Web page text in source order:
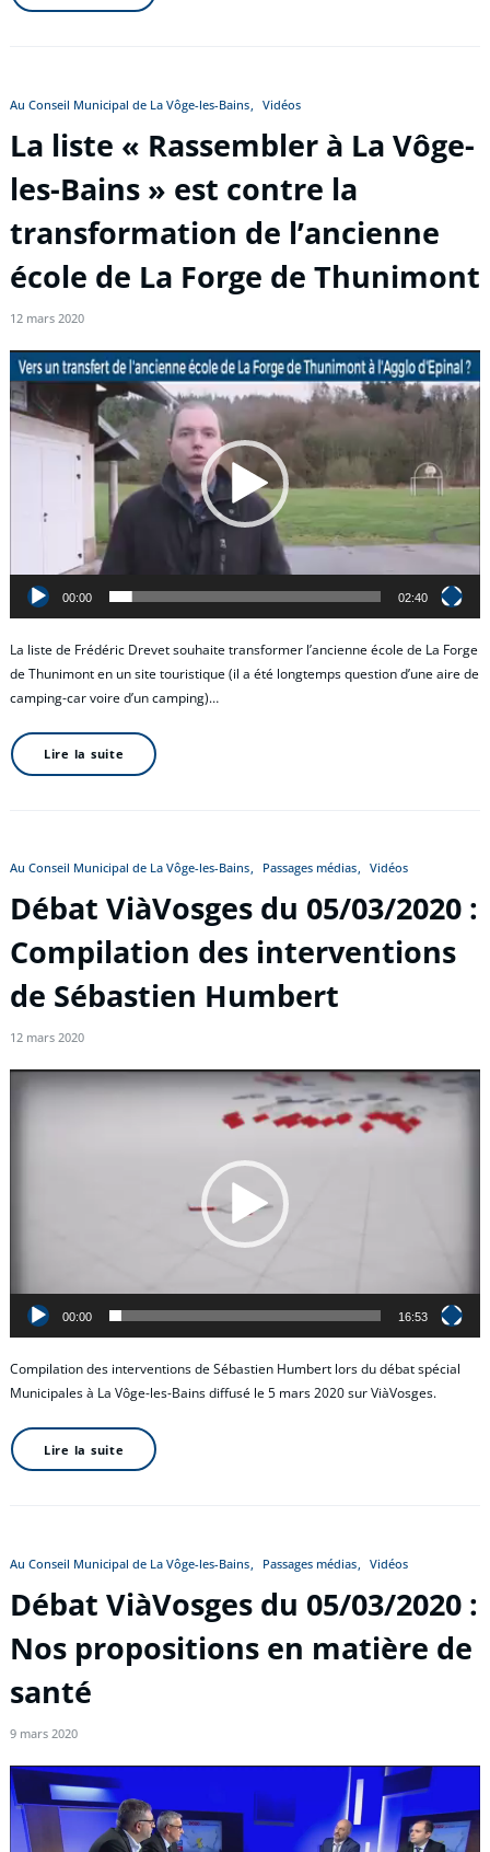
Au Conseil Municipal de La Vôge-les-Bains Vidéos
La liste « Rassembler à La Vôge-
les-Bains » est contre la
transformation de l’ancienne
école de La Forge de Thunimont
12 mars 2020
Lecteur
vidéo
00:00 02:40
La liste de Frédéric Drevet souhaite transformer l’ancienne école de La Forge
de Thunimont en un site touristique (il a été longtemps question d’une aire de
camping-car voire d’un camping)…
Lire la suite
Au Conseil Municipal de La Vôge-les-Bains Passages médias Vidéos
Débat ViàVosges du 05/03/2020 :
Compilation des interventions
de Sébastien Humbert
12 mars 2020
Lecteur
vidéo
00:00 16:53
Compilation des interventions de Sébastien Humbert lors du débat spécial
Municipales à La Vôge-les-Bains diffusé le 5 mars 2020 sur ViàVosges.
Lire la suite
Au Conseil Municipal de La Vôge-les-Bains Passages médias Vidéos
Débat ViàVosges du 05/03/2020 :
Nos propositions en matière de
santé
9 mars 2020
vidéo